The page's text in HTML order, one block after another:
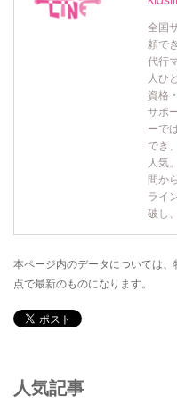
全国
頼で
代行
人ひ
資格
サポ
ーで
でき
人気
間か
ライ
破し
本ページ内のデータについては
点で最新のものになります。
人気記事